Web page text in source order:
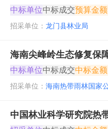
中标单位中标成交预算金额
招采单位： 龙门县林业局
海南尖峰岭生态修复保
中标单位中标成交中标金额
招采单位： 海南热带雨林国家
中国林业科学研究院热